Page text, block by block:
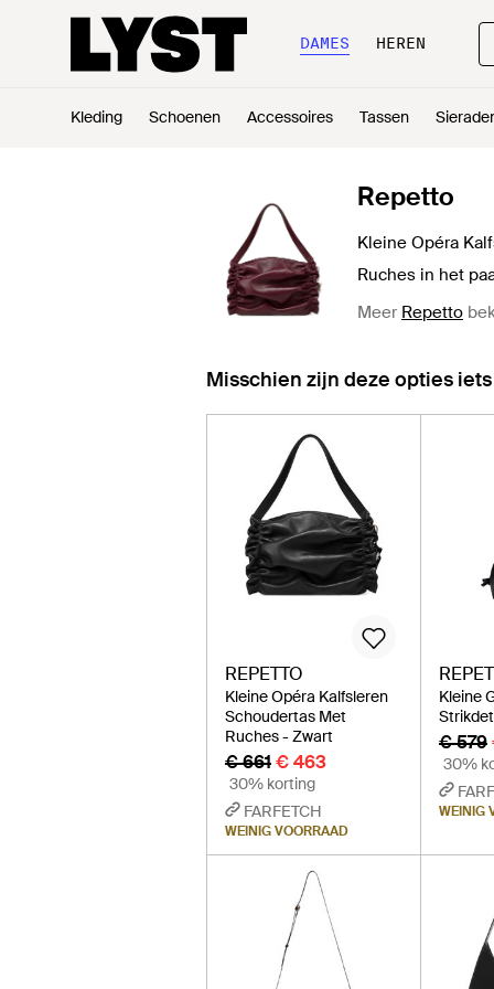
DAMES HEREN
Kleding Schoenen Accessoires Tassen
Repetto
Kleine Opéra
Ruches in het
Meer Repetto
Misschien zijn deze opties
REPETTO
Kleine Opéra Kalfsleren
Schoudertas Met
Ruches - Zwart
€ 661€ 463
30% korting
FARFETCH
WEINIG VOORRAAD
Kleine
€ 579
30%
WEINIG